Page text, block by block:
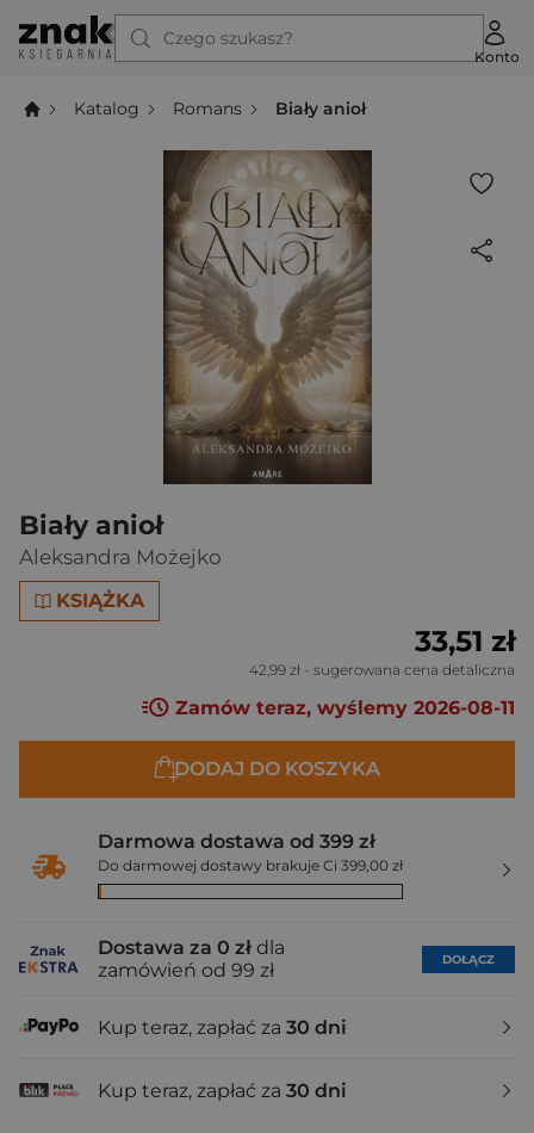
Czego szukasz?
Konto
Katalog Romans Biały anioł
Biały anioł
Aleksandra Możejko
KSIĄŻKA
33,51 zł
42,99 zł - sugerowana cena detaliczna
Zamów teraz, wyślemy 2026-08-11
DODAJ DO KOSZYKA
Darmowa dostawa od 399 zł
Do darmowej dostawy brakuje Ci 399,00 zł
Dostawa za 0 zł dla
zamówień od 99 zł
DOŁĄCZ
Kup teraz, zapłać za 30 dni
Kup teraz, zapłać za 30 dni